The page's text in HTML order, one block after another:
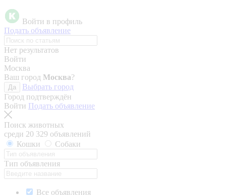
Войти в профиль
Подать объявление
Нет результатов
Войти
Москва
Ваш город Москва?
Да
Выбрать город
Город подтверждён
Войти Подать объявление
Поиск животных
среди 20 329 объявлений
Кошки
Собаки
Тип объявления
Все объявления